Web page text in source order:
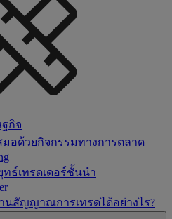
กิจ
มอด้วยกิจกรรมทางการตลาด
ธ์เทรดเดอร์ชั้นนำ
นสัญญาณการเทรดได้อย่างไร?